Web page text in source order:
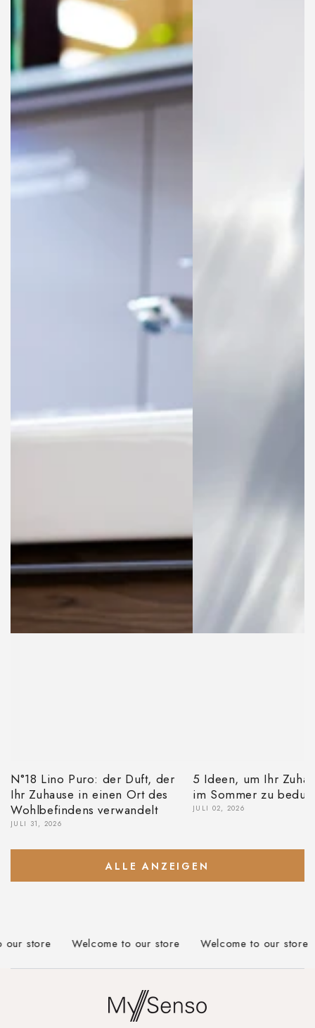
N°18 Lino Puro: der Duft, der
Ihr Zuhause in einen Ort des
Wohlbefindens verwandelt
JULI 31, 2026
5 Ideen, um Ihr
im Sommer zu
JULI 02, 2026
ALLE ANZEIGEN
Welcome to our store Welcome to our store